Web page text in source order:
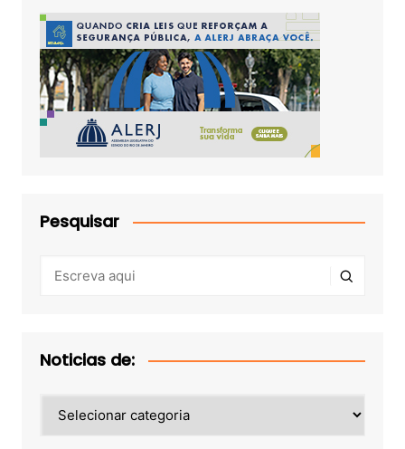
Pesquisar
Noticias de:
de: